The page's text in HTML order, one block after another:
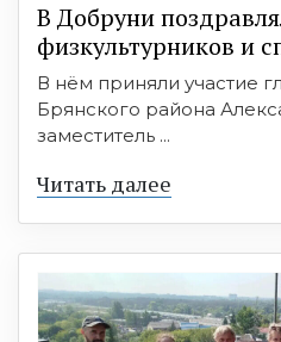
В Добруни
физкультурников и
В нём приняли участие
Брянского района
заместитель ...
Читать далее